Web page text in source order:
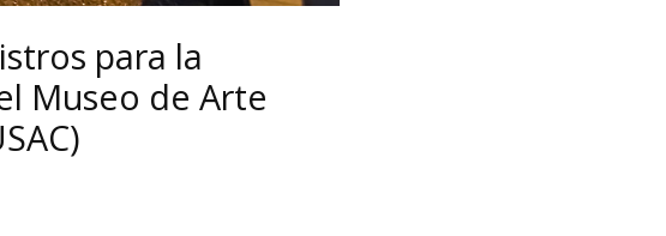
para la
Museo de Arte